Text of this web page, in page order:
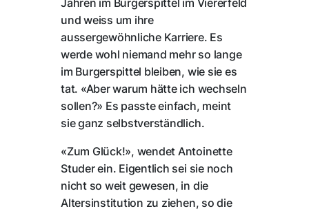
Jahren im Burgerspittel im Viererfeld
und weiss um ihre
aussergewöhnliche Karriere. Es
werde wohl niemand mehr so lange
im Burgerspittel bleiben, wie sie es
tat. «Aber warum hätte ich wechseln
sollen?» Es passte einfach, meint
sie ganz selbstverständlich.
«Zum Glück!», wendet Antoinette
Studer ein. Eigentlich sei sie noch
nicht so weit gewesen, in die
Altersinstitution zu ziehen, so die